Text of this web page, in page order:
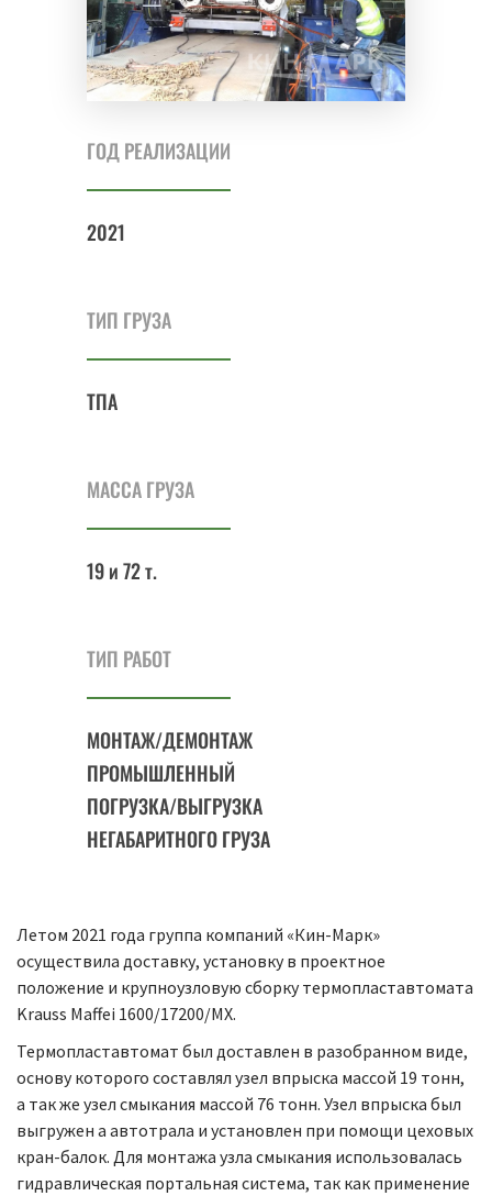
ГОД РЕАЛИЗАЦИИ
2021
ТИП ГРУЗА
ТПА
МАССА ГРУЗА
19 и 72 т.
ТИП РАБОТ
МОНТАЖ/ДЕМОНТАЖ
ПРОМЫШЛЕННЫЙ
ПОГРУЗКА/ВЫГРУЗКА
НЕГАБАРИТНОГО ГРУЗА
Летом 2021 года группа компаний «Кин-Марк»
осуществила доставку, установку в проектное
положение и крупноузловую сборку термопластавтомата
Krauss Maffei 1600/17200/MX.
Термопластавтомат был доставлен в разобранном виде,
основу которого составлял узел впрыска массой 19 тонн,
а так же узел смыкания массой 76 тонн. Узел впрыска был
выгружен а автотрала и установлен при помощи цеховых
кран-балок. Для монтажа узла смыкания использовалась
гидравлическая портальная система, так как применение